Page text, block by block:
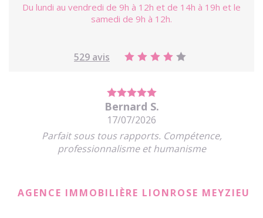
529 avis
Bernard S.
17/07/2026
Parfait sous tous rapports. Compétence,
professionnalisme et humanisme
Du lundi au vendredi de 9h à 12h et de 14h à 19h et le
samedi de 9h à 12h.
AGENCE IMMOBILIÈRE LIONROSE MEYZIEU